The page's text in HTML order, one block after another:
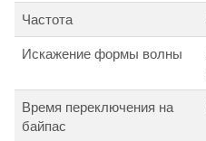
Частота
Искажение формы волны
Время переключения на
байпас